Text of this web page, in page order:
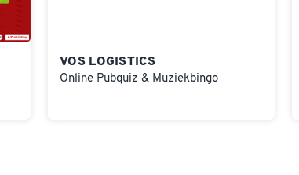
VOS LOGISTICS
Online Pubquiz & Muziekbingo